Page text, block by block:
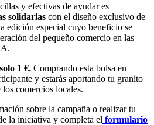
y efectivas de ayudar es
solidarias con el diseño exclusivo de
edición especial cuyo beneficio se
del pequeño comercio en las
1 €. Comprando esta bolsa en
y estarás aportando tu granito
los comercios locales.
sobre la campaña o realizar tu
la iniciativa y completa el formulario